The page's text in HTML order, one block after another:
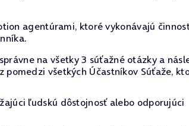
agentúrami, ktoré vykonávajú
na všetky 3 súťažné otázky a
všetkých Účastníkov Súťaže,
ľudskú dôstojnosť alebo odporujúci